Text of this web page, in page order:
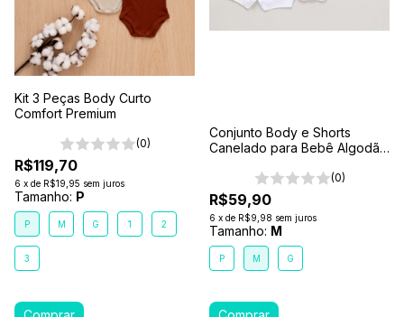
Kit 3 Peças Body Curto
Comfort Premium
(0)
R$119,70
6 x de R$19,95 sem juros
Tamanho: P
P M G 1 2
3
Conjunto Body e Shorts
Canelado para Bebê Algodão
(0)
R$59,90
6 x de R$9,98 sem juros
Tamanho: M
P M G